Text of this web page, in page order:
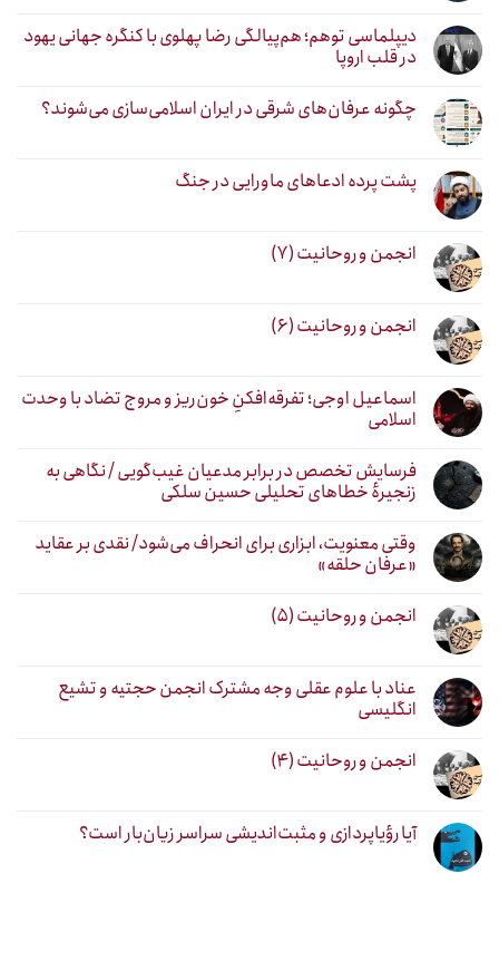
دیپلماسی توهم؛ هم‌پیالگی رضا پهلوی با کنگره جهانی یهود
در قلب اروپا
چگونه عرفان‌های شرقی در ایران اسلامی‌سازی می‌شوند؟
پشت پرده ادعاهای ماورایی در جنگ
انجمن و روحانیت (۷)
انجمن و روحانیت (۶)
اسماعیل اوجی؛ تفرقه‌افکنِ خون‌ریز و مروج تضاد با وحدت
اسلامی
فرسایش تخصص در برابر مدعیان غیب‌گویی / نگاهی به
زنجیرهٔ خطاهای تحلیلی حسین سلکی
وقتی معنویت، ابزاری برای انحراف می‌شود/ نقدی بر عقاید
«عرفان حلقه»
انجمن و روحانیت (۵)
عناد با علوم عقلی وجه مشترک انجمن حجتیه و تشیع
انگلیسی
انجمن و روحانیت (۴)
آیا رؤیاپردازی و مثبت‌اندیشی سراسر زیان‌بار است؟